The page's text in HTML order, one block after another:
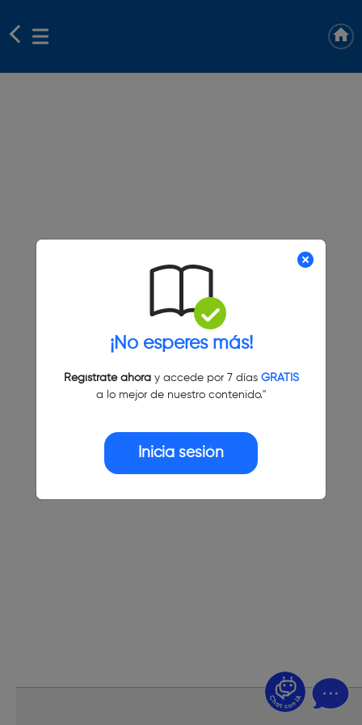
¡No esperes más!
Regístrate ahoray accede por 7 días GRATIS
a lo mejor de nuestro contenido."
Inicia sesión